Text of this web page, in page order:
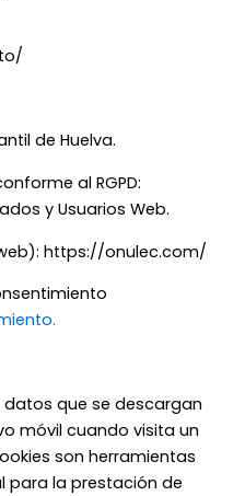
de Huelva.
al RGPD:
y Usuarios Web.
https://onulec.com/
datos que se descargan
móvil cuando visita un
son herramientas
para la prestación de